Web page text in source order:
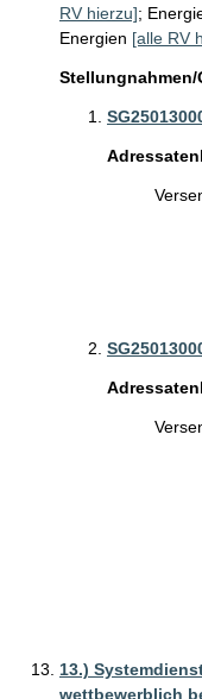
RV hierzu];
Energien [alle RV
13.)
wettbewerblich